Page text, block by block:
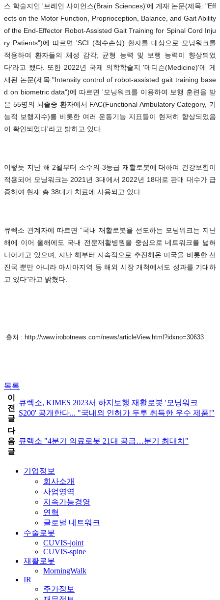
스 학술지인 '브레인 사이언스(Brain Sciences)'에 게재 논문(제목: "Eff
ects on the Motor Function, Proprioception, Balance, and Gait Ability
of the End-Effector Robot-Assisted Gait Training for Spinal Cord Inju
ry Patients")에 따르면 'SCI (척수손상) 환자를 대상으로 모닝워크를
적용하여 환자들의 체성 감각, 균형 능력 및 보행 능력이 향상되었
다'라고 했다. 또한 2022년 국제 의학학술지 '메디슨(Medicine)'에 게
재된 논문(제목:"Intensity control of robot-assisted gait training base
d on biometric data")에 따르면 '모닝워크를 이용하여 보행 훈련을 받
은 55명의 뇌졸중 환자에서 FAC(Functional Ambulatory Category, 기
능적 보행지수)를 비롯한 여러 운동기능 지표들이 현저히 향상되었음
이 확인되었다'라고 밝히고 있다.
이렇듯 지난 해 2월부터 소수의 3등급 재활로봇에 대하여 건강보험이
적용되어 모닝워크는 2021년 3대에서 2022년 18대로 판매 대수가 급
증하여 현재 총 38대가 치료에 사용되고 있다.
큐렉소 관계자에 따르면 "국내 재활로봇을 선도하는 모닝워크는 지난
해에 이어 올해에도 국내 전문재활병원을 중심으로 네트워크를 넓혀
나아가고 있으며, 지난 해부터 지속적으로 추진해온 미국을 비롯한 선
진국 뿐만 아니라 아시아지역 등 해외 시장 개척에서도 성과를 기대하
고 있다"라고 밝혔다.
출처 : http://www.irobotnews.com/news/articleView.html?idxno=30633
목록
이
전
글
큐렉소, KIMES 2023서 하지보행 재활로봇 '모닝워크
S200' 공개한다... "국내외 인허가 두루 취득한 우수 제품!"
다
음
글
큐렉소 "4분기 의료로봇 21대 공급…분기 최대치"
기업정보
회사소개
사업영역
지속가능경영
연혁
글로벌 네트워크
수술로봇
CUVIS-joint
CUVIS-spine
재활로봇
MorningWalk
IR
주가정보